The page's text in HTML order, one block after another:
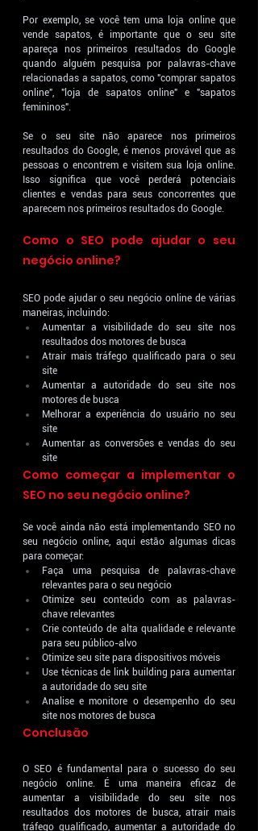
Por exemplo, se você tem uma loja online que
vende sapatos, é importante que o seu site
apareça nos primeiros resultados do Google
quando alguém pesquisa por palavras-chave
relacionadas a sapatos, como "comprar sapatos
online", "loja de sapatos online" e "sapatos
femininos".
Se o seu site não aparece nos primeiros
resultados do Google, é menos provável que as
pessoas o encontrem e visitem sua loja online.
Isso significa que você perderá potenciais
clientes e vendas para seus concorrentes que
aparecem nos primeiros resultados do Google.
Como o SEO pode ajudar o seu
negócio online?
SEO pode ajudar o seu negócio online de várias
maneiras, incluindo:
Aumentar a visibilidade do seu site nos
resultados dos motores de busca
Atrair mais tráfego qualificado para o seu
site
Aumentar a autoridade do seu site nos
motores de busca
Melhorar a experiência do usuário no seu
site
Aumentar as conversões e vendas do seu
site
Como começar a implementar o
SEO no seu negócio online?
Se você ainda não está implementando SEO no
seu negócio online, aqui estão algumas dicas
para começar:
Faça uma pesquisa de palavras-chave
relevantes para o seu negócio
Otimize seu conteúdo com as palavras-
chave relevantes
Crie conteúdo de alta qualidade e relevante
para seu público-alvo
Otimize seu site para dispositivos móveis
Use técnicas de link building para aumentar
a autoridade do seu site
Analise e monitore o desempenho do seu
site nos motores de busca
Conclusão
O SEO é fundamental para o sucesso do seu
negócio online. É uma maneira eficaz de
aumentar a visibilidade do seu site nos
resultados dos motores de busca, atrair mais
tráfego qualificado, aumentar a autoridade do